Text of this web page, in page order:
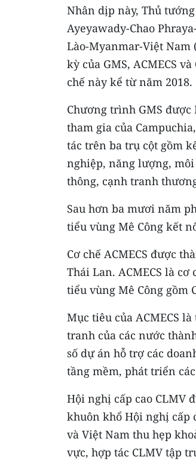
Nhân dịp này, Thủ
Ayeyawady-Chao
Lào-Myanmar-Việt Nam
kỳ của GMS, ACMECS
chế này kể từ năm 2018.
Chương trình GMS
tham gia của
tác trên ba trụ cột gồm
nghiệp, năng lượng,
thông, cạnh tranh
Sau hơn ba mươi năm
tiểu vùng Mê Công kết
Cơ chế ACMECS được
Thái Lan. ACMECS là
tiểu vùng Mê Công gồm
Mục tiêu của ACMECS
tranh của các nước
số dự án hỗ trợ các
tầng mềm, phát triển
Hội nghị cấp cao CLMV
khuôn khổ Hội nghị cấp
và Việt Nam thu hẹp
vực, hợp tác CLMV tập